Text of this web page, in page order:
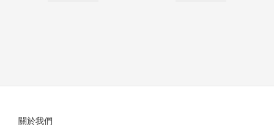
關於我們